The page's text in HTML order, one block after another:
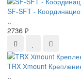
SF-SFT -
..
2736 ₽
TRX Хmount
..